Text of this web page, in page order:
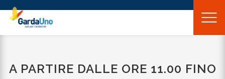
Gardauno
Spa
A PARTIRE DALLE ORE 11.00 FINO